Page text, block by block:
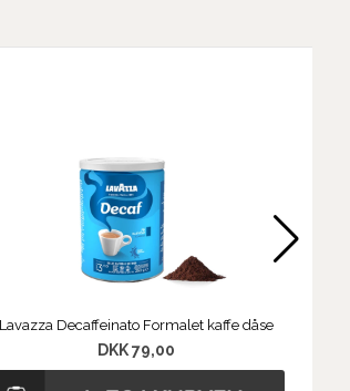
Lavazza Decaffeinato Formalet kaffe dåse
DKK 79,00